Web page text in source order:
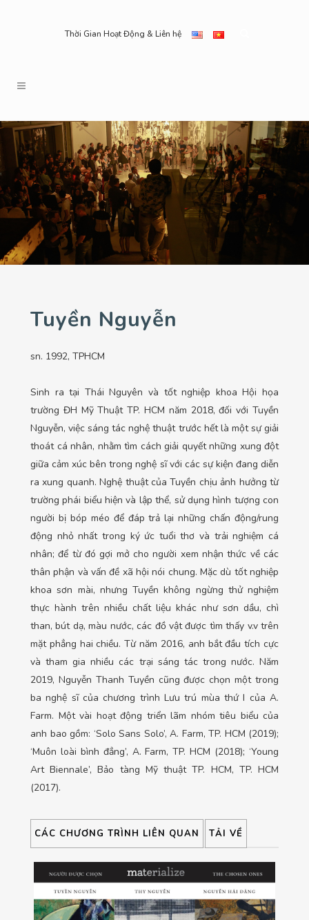
Thời Gian Hoạt Động & Liên hệ
Tuyền Nguyễn
sn. 1992, TPHCM
Sinh ra tại Thái Nguyên và tốt nghiệp khoa Hội họa
trường ĐH Mỹ Thuật TP. HCM năm 2018, đối với Tuyền
Nguyễn, việc sáng tác nghệ thuật trước hết là một sự giải
thoát cá nhân, nhằm tìm cách giải quyết những xung đột
giữa cảm xúc bên trong nghệ sĩ với các sự kiện đang diễn
ra xung quanh. Nghệ thuật của Tuyền chịu ảnh hưởng từ
trường phái biểu hiện và lập thể, sử dụng hình tượng con
người bị bóp méo để đáp trả lại những chấn động/rung
động nhỏ nhất trong ký ức tuổi thơ và trải nghiệm cá
nhân; để từ đó gợi mở cho người xem nhận thức về các
thân phận và vấn đề xã hội nói chung. Mặc dù tốt nghiệp
khoa sơn mài, nhưng Tuyền không ngừng thử nghiệm
thực hành trên nhiều chất liệu khác như sơn dầu, chì
than, bút dạ, màu nước, các đồ vật được tìm thấy v.v trên
mặt phẳng hai chiều. Từ năm 2016, anh bắt đầu tích cực
và tham gia nhiều các trại sáng tác trong nước. Năm
2019, Nguyễn Thanh Tuyền cũng được chọn một trong
ba nghệ sĩ của chương trình Lưu trú mùa thứ I của A.
Farm. Một vài hoạt động triển lãm nhóm tiêu biểu của
anh bao gồm: ‘Solo Sans Solo’, A. Farm, TP. HCM (2019);
‘Muôn loài bình đẳng’, A. Farm, TP. HCM (2018); ‘Young
Art Biennale’, Bảo tàng Mỹ thuật TP. HCM, TP. HCM
(2017).
CÁC CHƯƠNG TRÌNH LIÊN QUAN TẢI VỀ